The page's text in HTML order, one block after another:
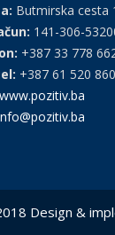
Butmirska cesta
141-306-
+387 33 778
+387 61 520 860
www.pozitiv.ba
Design &